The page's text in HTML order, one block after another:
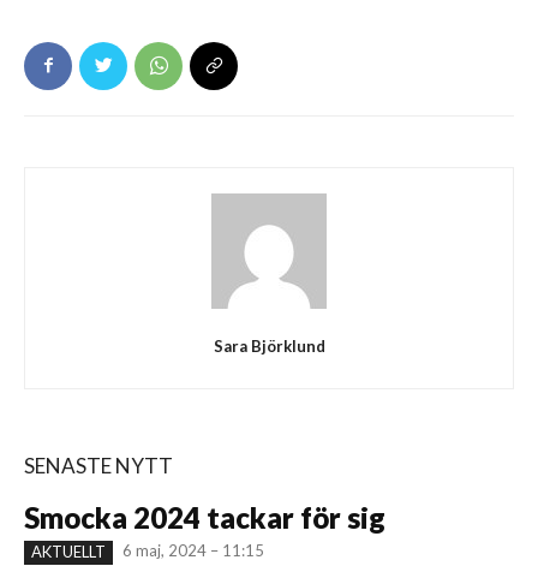
Sara Björklund
SENASTE NYTT
Smocka 2024 tackar för sig
AKTUELLT 6 maj, 2024 – 11:15